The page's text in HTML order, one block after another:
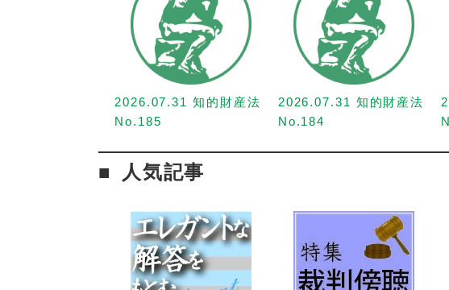
2026.07.31 知的財産法
No.185
2026.07.31 知的財産法
No.184
人気記事